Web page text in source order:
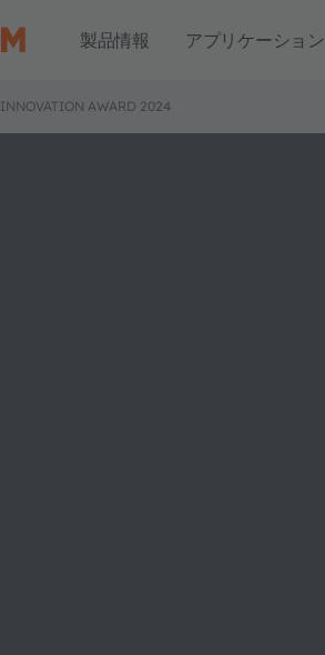
製品情報 アプリケーション
INNOVATION AWARD 2024